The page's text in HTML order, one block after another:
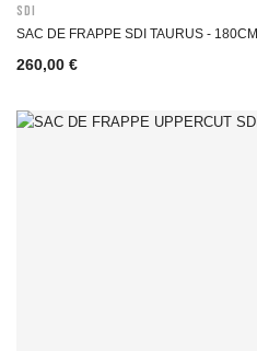
SDI
SAC DE FRAPPE SDI TAURUS - 180CM
260,00 €